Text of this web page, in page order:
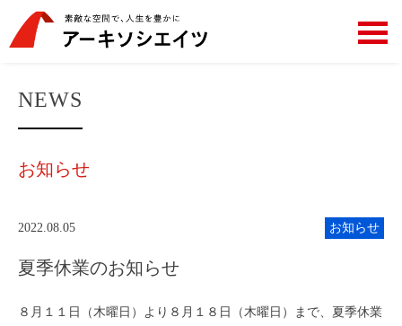
NEWS
お知らせ
2022.08.05 お知らせ
夏季休業のお知らせ
８月１１日（木曜日）より８月１８日（木曜日）まで、夏季休業